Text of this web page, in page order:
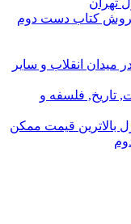
تهران
فروش کتاب دست دوم
انقلاب و سایر
تاریخ, فلسفه و
بالاترین قیمت ممکن